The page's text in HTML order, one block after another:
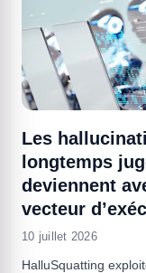
Les
longtemps
deviennent
vecteur
10 juillet 2026
HalluSquatting